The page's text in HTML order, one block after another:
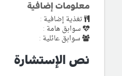
معلومات إضافية
تغذية إضافية :
سوابق هامة :
سوابق عائلية :
نص الإستشارة